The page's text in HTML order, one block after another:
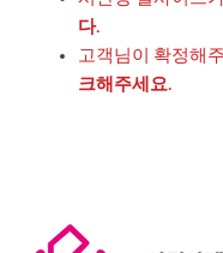
다.
고객님이 확정해
크해주세요.